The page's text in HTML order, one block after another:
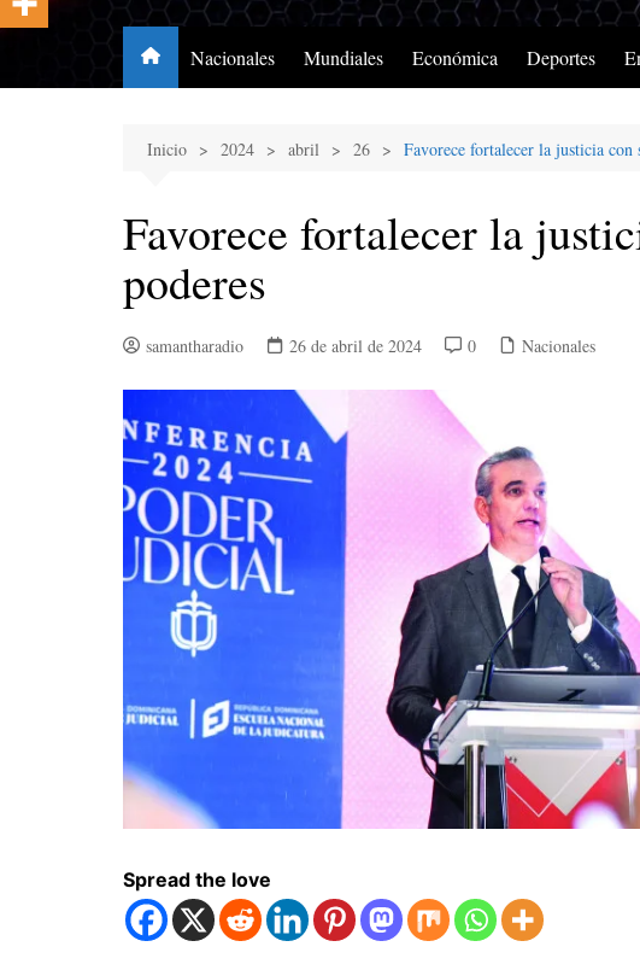
Nacionales Mundiales Económica Deportes
Inicio 2024 abril 26 Favorece fortalecer la justicia con
Favorece fortalecer la
poderes
samantharadio 26 de abril de 2024 0 Nacionales
Spread the love